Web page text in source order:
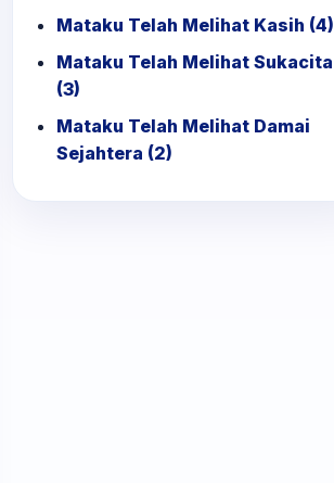
Mataku Telah Melihat Kasih (4)
Mataku Telah Melihat Sukacita
(3)
Mataku Telah Melihat Damai
Sejahtera (2)